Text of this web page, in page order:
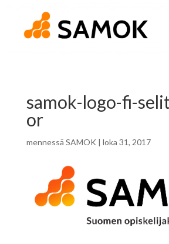
samok-logo-fi-
or
mennessä SAMOK | loka 31, 2017